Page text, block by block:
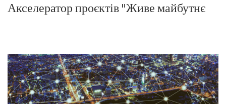
Акселератор проєктів "Живе майбутнє